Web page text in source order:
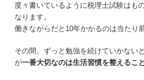
度々書いているように税理士試験はも
なります。
働きながらだと10年かかるのは当たり前
その間、ずっと勉強を続けていかない
が一番大切なのは生活習慣を整えること